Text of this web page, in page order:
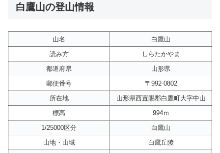
白鷹山の登山情報
山名
白鷹山
読み方
しらたかやま
都道府県
山形県
郵便番号
〒992-0802
所在地
山形県西置賜郡白鷹町大字中山
標高
994ｍ
1/25000区分
白鷹山
山地・山域
白鷹丘陵